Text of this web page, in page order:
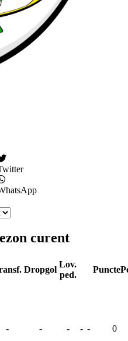
curent
Dropgol
Lov.
ped.
Puncte
- - - - - 0